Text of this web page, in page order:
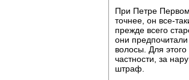
При Петре
точнее, он все-
прежде всего
они
волосы. Для
частности, за
штраф.